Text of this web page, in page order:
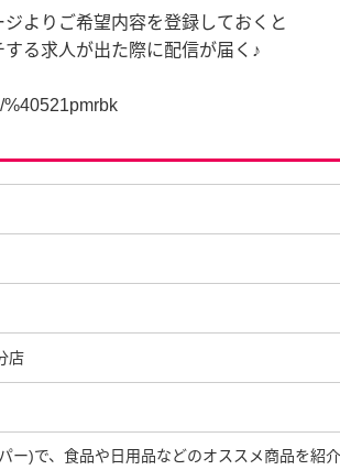
よりご希望内容を登録しておくと
る求人が出た際に配信が届く♪
店
ー)で、食品や日用品などのオススメ商品を紹